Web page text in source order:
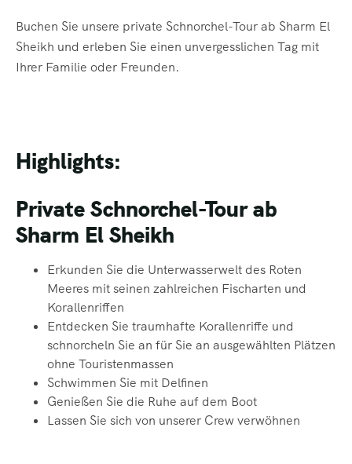
Buchen Sie unsere private Schnorchel-Tour ab Sharm El
Sheikh und erleben Sie einen unvergesslichen Tag mit
Ihrer Familie oder Freunden.
Highlights:
Private Schnorchel-Tour ab
Sharm El Sheikh
Erkunden Sie die Unterwasserwelt des Roten
Meeres mit seinen zahlreichen Fischarten und
Korallenriffen
Entdecken Sie traumhafte Korallenriffe und
schnorcheln Sie an für Sie an ausgewählten Plätzen
ohne Touristenmassen
Schwimmen Sie mit Delfinen
Genießen Sie die Ruhe auf dem Boot
Lassen Sie sich von unserer Crew verwöhnen